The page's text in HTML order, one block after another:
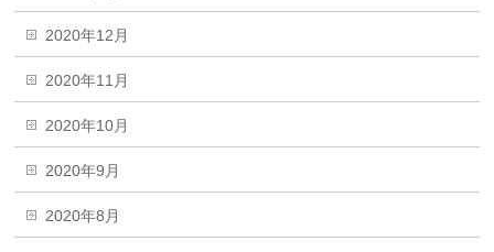
2020年12月
2020年11月
2020年10月
2020年9月
2020年8月